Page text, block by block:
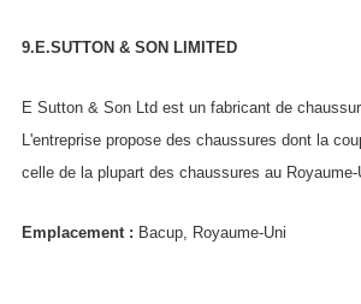
9.E.SUTTON & SON LIMITED
E Sutton & Son Ltd est un fabricant de
L'entreprise propose des chaussures dont la
celle de la plupart des chaussures au Royaume-
Emplacement : Bacup, Royaume-Uni